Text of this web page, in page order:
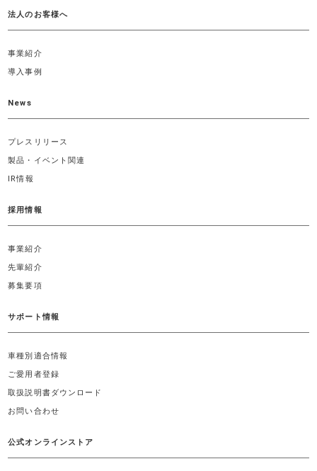
法人のお客様へ
事業紹介
導入事例
News
プレスリリース
製品・イベント関連
IR情報
採用情報
事業紹介
先輩紹介
募集要項
サポート情報
車種別適合情報
ご愛用者登録
取扱説明書ダウンロード
お問い合わせ
公式オンラインストア